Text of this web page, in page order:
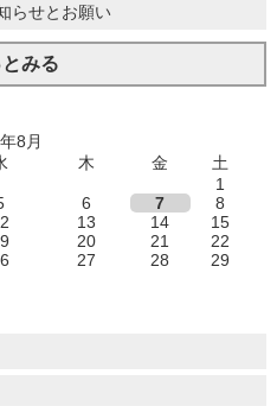
らせとお願い
とみる
8月
木 金
土
1
6 7
8
13 14
15
20 21
22
27 28
29